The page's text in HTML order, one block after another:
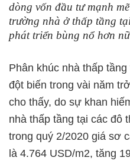
dòng vốn đầu tư mạnh
trường nhà ở thấp tầng
phát triển bùng nổ hơn
Phân khúc nhà thấp
đột biến trong vài năm
cho thấy, do sự khan
nhà thấp tầng tại các đô
trong quý 2/2020 giá sơ
là 4.764 USD/m2, tăng